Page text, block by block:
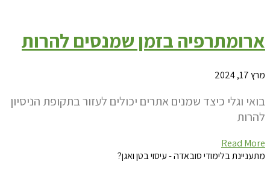
ארומתרפיה בזמן שמנסים להרות
מרץ 17, 2024
בואי וגלי כיצד שמנים אתרים יכולים לעזור בתקופת הניסיון
להרות
Read More
מתעניינת בלימודי סובאדה - עיסוי בטן ואגן?